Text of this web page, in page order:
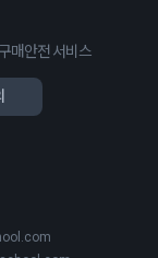
구매안전 서비스